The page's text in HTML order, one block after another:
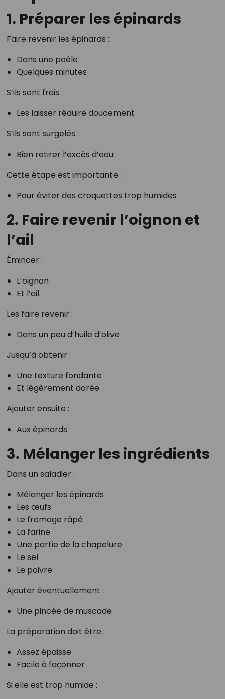
1. Préparer les épinards
Faire revenir les épinards :
Dans une poêle
Quelques minutes
S’ils sont frais :
Les laisser réduire doucement
S’ils sont surgelés :
Bien retirer l’excès d’eau
Cette étape est importante :
Pour éviter des croquettes trop humides
2. Faire revenir l’oignon et
l’ail
Émincer :
L’oignon
Et l’ail
Les faire revenir :
Dans un peu d’huile d’olive
Jusqu’à obtenir :
Une texture fondante
Et légèrement dorée
Ajouter ensuite :
Aux épinards
3. Mélanger les ingrédients
Dans un saladier :
Mélanger les épinards
Les œufs
Le fromage râpé
La farine
Une partie de la chapelure
Le sel
Le poivre
Ajouter éventuellement :
Une pincée de muscade
La préparation doit être :
Assez épaisse
Facile à façonner
Si elle est trop humide :